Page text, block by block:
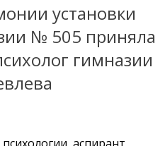
установки
№ 505 приняла
гимназии